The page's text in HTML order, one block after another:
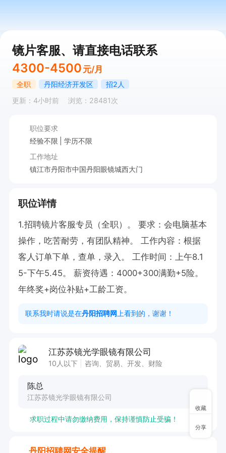
镜片客服、请直接电话联系
4300-4500 元/月
全职 丹阳经济开发区
招2人
更新：4小时前
浏览：28481次
职位要求
经验不限
学历不限
工作地址
镇江市丹阳市中国丹阳眼镜城西大门
职位详情
1.招聘镜片客服专员（全职）。 要求：会电脑基本
操作，吃苦耐劳，有团队精神。 工作内容：根据
客人订单下单，查单，录入。 工作时间：上午8.1
5-下午5.45。 薪资待遇：4000+300满勤+5险。
年终奖+岗位补贴+工龄工资。
联系我时请说是在丹阳招聘网 上看到的，谢谢！
江苏苏镜光学眼镜有限公司
10人以下 咨询、贸易、开发、财险
陈总
江苏苏镜光学眼镜有限公司
求职过程中请勿缴纳费用，保持谨慎防止受骗！
收藏
分享